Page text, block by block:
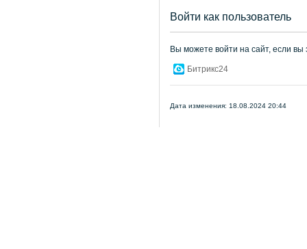
Войти как пользователь
Вы можете войти на сайт, если вы
Битрикс24
Дата изменения: 18.08.2024 20:44